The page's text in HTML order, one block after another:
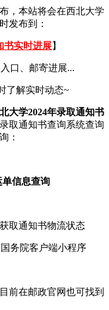
，本站将会在西北大学
发布到：
书实时进展】
口、邮寄进展...
了解实时动态~
大学2024年录取通知书
取通知书查询系统查询
：
信息查询
取通知书物流状态
前在邮政官网也可找到